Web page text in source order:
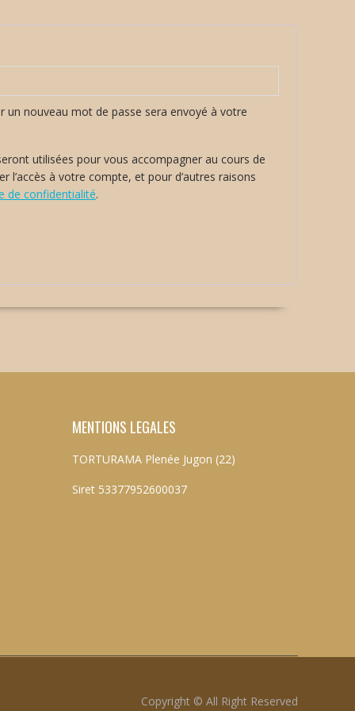
un nouveau mot de passe sera envoyé à votre
utilisées pour vous accompagner au cours de
l’accès à votre compte, et pour d’autres raisons
de confidentialité.
MENTIONS LEGALES
TORTURAMA Plenée Jugon (22)
Siret 53377952600037
Copyright © All Right Reserved